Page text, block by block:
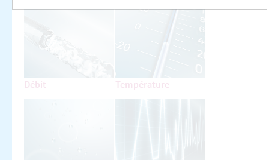
Débit Température